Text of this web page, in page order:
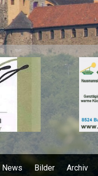
News Bilder Archiv